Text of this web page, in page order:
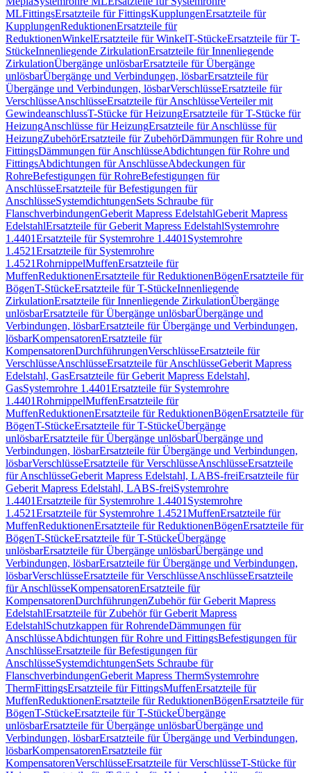
MLFittingsErsatzteile für FittingsKupplungenErsatzteile für
KupplungenReduktionenErsatzteile für
ReduktionenWinkelErsatzteile für WinkelT-StückeErsatzteile für T-
StückeInnenliegende ZirkulationErsatzteile für Innenliegende
ZirkulationÜbergänge unlösbarErsatzteile für Übergänge
unlösbarÜbergänge und Verbindungen, lösbarErsatzteile für
Übergänge und Verbindungen, lösbarVerschlüsseErsatzteile für
VerschlüsseAnschlüsseErsatzteile für AnschlüsseVerteiler mit
GewindeanschlussT-Stücke für HeizungErsatzteile für T-Stücke für
HeizungAnschlüsse für HeizungErsatzteile für Anschlüsse für
HeizungZubehörErsatzteile für ZubehörDämmungen für Rohre und
FittingsDämmungen für AnschlüsseAbdichtungen für Rohre und
FittingsAbdichtungen für AnschlüsseAbdeckungen für
RohreBefestigungen für RohreBefestigungen für
AnschlüsseErsatzteile für Befestigungen für
AnschlüsseSystemdichtungenSets Schraube für
FlanschverbindungenGeberit Mapress EdelstahlGeberit Mapress
EdelstahlErsatzteile für Geberit Mapress EdelstahlSystemrohre
1.4401Ersatzteile für Systemrohre 1.4401 Systemrohre
1.4521Ersatzteile für Systemrohre
1.4521RohrnippelMuffenErsatzteile für
MuffenReduktionenErsatzteile für ReduktionenBögenErsatzteile für
BögenT-StückeErsatzteile für T-StückeInnenliegende
ZirkulationErsatzteile für Innenliegende ZirkulationÜbergänge
unlösbarErsatzteile für Übergänge unlösbarÜbergänge und
Verbindungen, lösbarErsatzteile für Übergänge und Verbindungen,
lösbarKompensatorenErsatzteile für
KompensatorenDurchführungenVerschlüsseErsatzteile für
VerschlüsseAnschlüsseErsatzteile für AnschlüsseGeberit Mapress
Edelstahl, GasErsatzteile für Geberit Mapress Edelstahl,
GasSystemrohre 1.4401Ersatzteile für Systemrohre
1.4401RohrnippelMuffenErsatzteile für
MuffenReduktionenErsatzteile für ReduktionenBögenErsatzteile für
BögenT-StückeErsatzteile für T-StückeÜbergänge
unlösbarErsatzteile für Übergänge unlösbarÜbergänge und
Verbindungen, lösbarErsatzteile für Übergänge und Verbindungen,
lösbarVerschlüsseErsatzteile für VerschlüsseAnschlüsseErsatzteile
für AnschlüsseGeberit Mapress Edelstahl, LABS-freiErsatzteile für
Geberit Mapress Edelstahl, LABS-freiSystemrohre
1.4401Ersatzteile für Systemrohre 1.4401 Systemrohre
1.4521Ersatzteile für Systemrohre 1.4521MuffenErsatzteile für
MuffenReduktionenErsatzteile für ReduktionenBögenErsatzteile für
BögenT-StückeErsatzteile für T-StückeÜbergänge
unlösbarErsatzteile für Übergänge unlösbarÜbergänge und
Verbindungen, lösbarErsatzteile für Übergänge und Verbindungen,
lösbarVerschlüsseErsatzteile für VerschlüsseAnschlüsseErsatzteile
für AnschlüsseKompensatorenErsatzteile für
KompensatorenDurchführungenZubehör für Geberit Mapress
EdelstahlErsatzteile für Zubehör für Geberit Mapress
EdelstahlSchutzkappen für RohrendeDämmungen für
AnschlüsseAbdichtungen für Rohre und FittingsBefestigungen für
AnschlüsseErsatzteile für Befestigungen für
AnschlüsseSystemdichtungenSets Schraube für
FlanschverbindungenGeberit Mapress ThermSystemrohre
ThermFittingsErsatzteile für FittingsMuffenErsatzteile für
MuffenReduktionenErsatzteile für ReduktionenBögenErsatzteile für
BögenT-StückeErsatzteile für T-StückeÜbergänge
unlösbarErsatzteile für Übergänge unlösbarÜbergänge und
Verbindungen, lösbarErsatzteile für Übergänge und Verbindungen,
lösbarKompensatorenErsatzteile für
KompensatorenVerschlüsseErsatzteile für VerschlüsseT-Stücke für